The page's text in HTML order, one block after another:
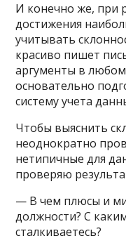
И конечно же, при
достижения
учитывать
красиво пишет
аргументы в
основательно
систему учета
Чтобы выяснить
неоднократно
нетипичные для
проверяю
— В чем плюсы и
должности? С
сталкиваетесь?